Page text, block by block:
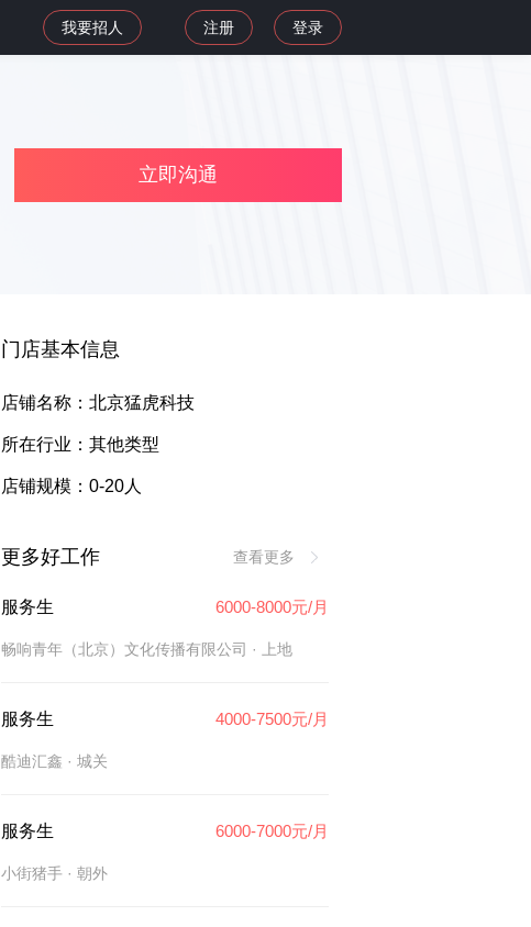
我要招人 注册 登录
立即沟通
门店基本信息
店铺名称：北京猛虎科技
所在行业：其他类型
店铺规模：0-20人
更多好工作 查看更多
服务生 6000-8000元/月
畅响青年（北京）文化传播有限公司 · 上地
服务生 4000-7500元/月
酷迪汇鑫 · 城关
服务生 6000-7000元/月
小街猪手 · 朝外